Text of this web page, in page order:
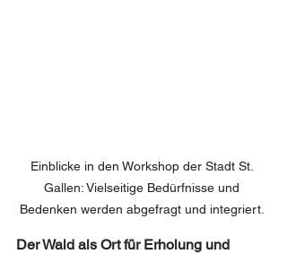
Einblicke in den Workshop der Stadt St.
Gallen: Vielseitige Bedürfnisse und
Bedenken werden abgefragt und integriert.
Der Wald als Ort für Erholung und